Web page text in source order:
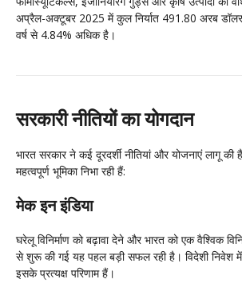
अप्रैल-अक्टूबर 2025 में कुल निर्यात 491.80 अरब
वर्ष से 4.84% अधिक है।
सरकारी नीतियों का योगदान
भारत सरकार ने कई दूरदर्शी नीतियां और योजनाएं लागू की
महत्वपूर्ण भूमिका निभा रही हैं:
मेक इन इंडिया
घरेलू विनिर्माण को बढ़ावा देने और भारत को एक वैश्विक
से शुरू की गई यह पहल बड़ी सफल रही है। विदेशी निवेश में
इसके प्रत्यक्ष परिणाम हैं।